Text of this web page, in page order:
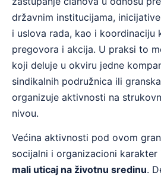
državnim institucijama,
i uslova rada, kao i koordinaciju
pregovora i akcija. U praksi to
koji deluje u okviru jedne
sindikalnih podružnica ili
organizuje aktivnosti na
nivou.
Većina aktivnosti pod ovom
socijalni i organizacioni karakter
mali uticaj na životnu sredinu.